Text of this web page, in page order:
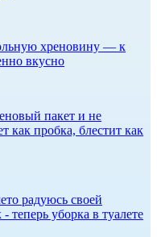
хреновину — к
вкусно
пакет и не
как пробка, блестит как
радуюсь своей
теперь уборка в туалете